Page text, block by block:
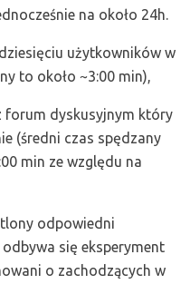
na około 24h.
użytkowników w
to około ~3:00 min),
forum dyskusyjnym który
(średni czas spędzany
min ze względu na
odpowiedni
się eksperyment
o zachodzących w